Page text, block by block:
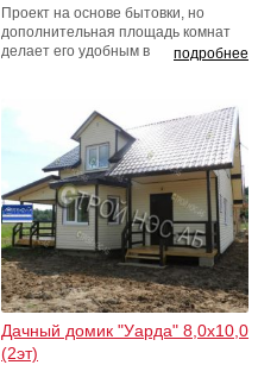
подробнее
Проект на основе бытовки, но
дополнительная площадь комнат
делает его удобным в
Полноценное утепление.
Дачный домик "Уарда" 8,0х10,0
(2эт)